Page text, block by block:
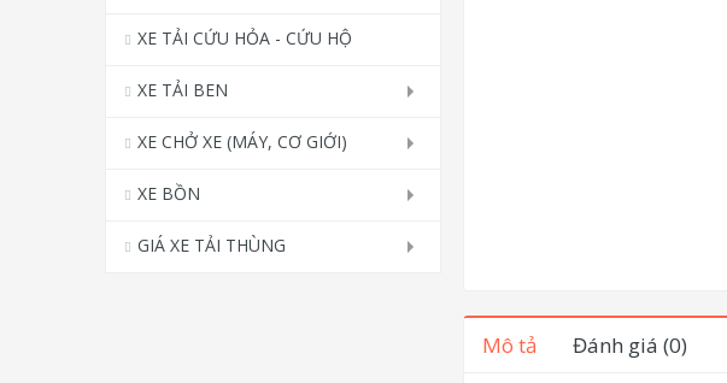
XE TẢI CỨU HỎA - CỨU HỘ
XE TẢI BEN
XE CHỞ XE (MÁY, CƠ GIỚI)
XE BỒN
GIÁ XE TẢI THÙNG
Mô tả Đánh giá (0)